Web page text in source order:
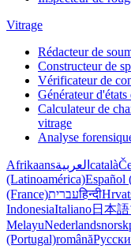
Vitrage
Rédacteur de
Constructeur de
Vérificateur de
Générateur d'états
Calculateur de
vitrage
Analyse
Afrikaansالعربية català
(Latinoamérica)Español
(France)עבריתहिन्दी
IndonesiaItaliano日本語
MelayuNederlandsnorsk
(Portugal)română